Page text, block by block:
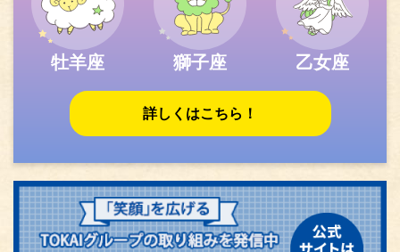
牡羊座 獅子座 乙女座
詳しくはこちら！